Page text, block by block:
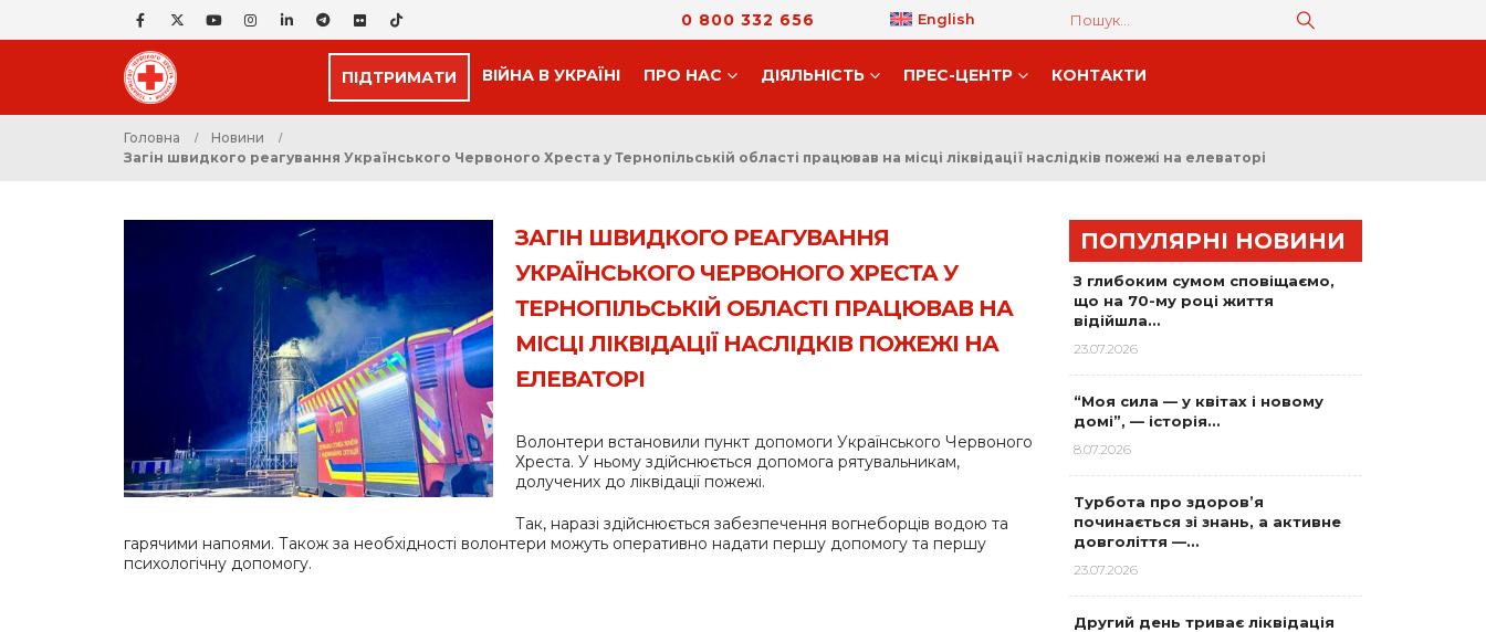
0 800 332 656 English
ПІДТРИМАТИ ВІЙНА В УКРАЇНІ ПРО НАС ДIЯЛЬНIСТЬ ПРЕС-ЦЕНТР КОНТАКТИ
Головна
Новини
Загін швидкого реагування Українського Червоного Хреста у Тернопільській області працював на місці ліквідації наслідків пожежі на елеваторі
ЗАГІН ШВИДКОГО РЕАГУВАННЯ
УКРАЇНСЬКОГО ЧЕРВОНОГО ХРЕСТА У
ТЕРНОПІЛЬСЬКІЙ ОБЛАСТІ ПРАЦЮВАВ НА
МІСЦІ ЛІКВІДАЦІЇ НАСЛІДКІВ ПОЖЕЖІ НА
ЕЛЕВАТОРІ
Волонтери встановили пункт допомоги Українського Червоного
Хреста. У ньому здійснюється допомога рятувальникам,
долучених до ліквідації пожежі.
Так, наразі здійснюється забезпечення вогнеборців водою та
гарячими напоями. Також за необхідності волонтери можуть оперативно надати першу допомогу та першу
психологічну допомогу.
ПОПУЛЯРНІ НОВИНИ
З глибоким сумом сповіщаємо,
що на 70-му році життя
відійшла…
23.07.2026
“Моя сила — у квітах і новому
домі”, — історія…
8.07.2026
Турбота про здоров’я
починається зі знань, а активне
довголіття —…
23.07.2026
Другий день триває ліквідація